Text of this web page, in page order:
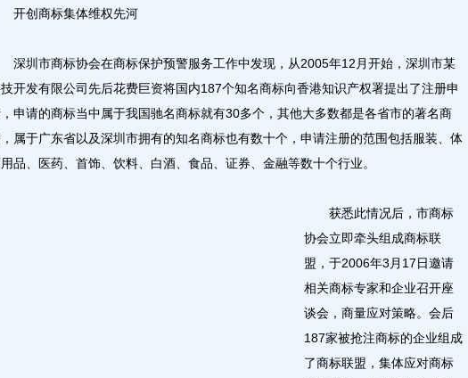
创商标集体维权先河
圳市商标协会在商标保护预警服务工作中发现，从2005年12月开始，深圳市某
开发有限公司先后花费巨资将国内187个知名商标向香港知识产权署提出了注册申
申请的商标当中属于我国驰名商标就有30多个，其他大多数都是各省市的著名商
属于广东省以及深圳市拥有的知名商标也有数十个，申请注册的范围包括服装、体
品、医药、首饰、饮料、白酒、食品、证券、金融等数十个行业。
获悉此情况后，市商标
协会立即牵头组成商标联
盟，于2006年3月17日邀请
相关商标专家和企业召开座
谈会，商量应对策略。会后
187家被抢注商标的企业组成
了商标联盟，集体应对商标